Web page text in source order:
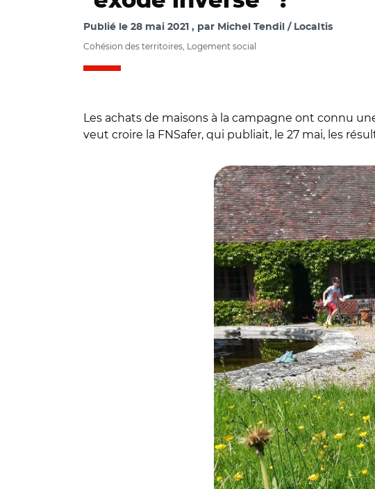
Publié le 28 mai 2021 par Michel Tendil / Localtis
Cohésion des territoires, Logement social
Les achats de maisons à la campagne ont connu
veut croire la FNSafer, qui publiait, le 27 mai, les